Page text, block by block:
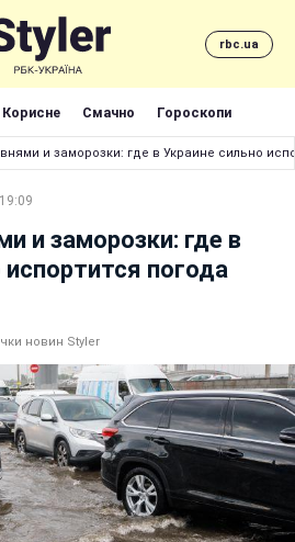
rbc.ua
Корисне Смачно Гороскопи
и заморозки: где в Украине сильно
и заморозки: где в
погода
новин Styler